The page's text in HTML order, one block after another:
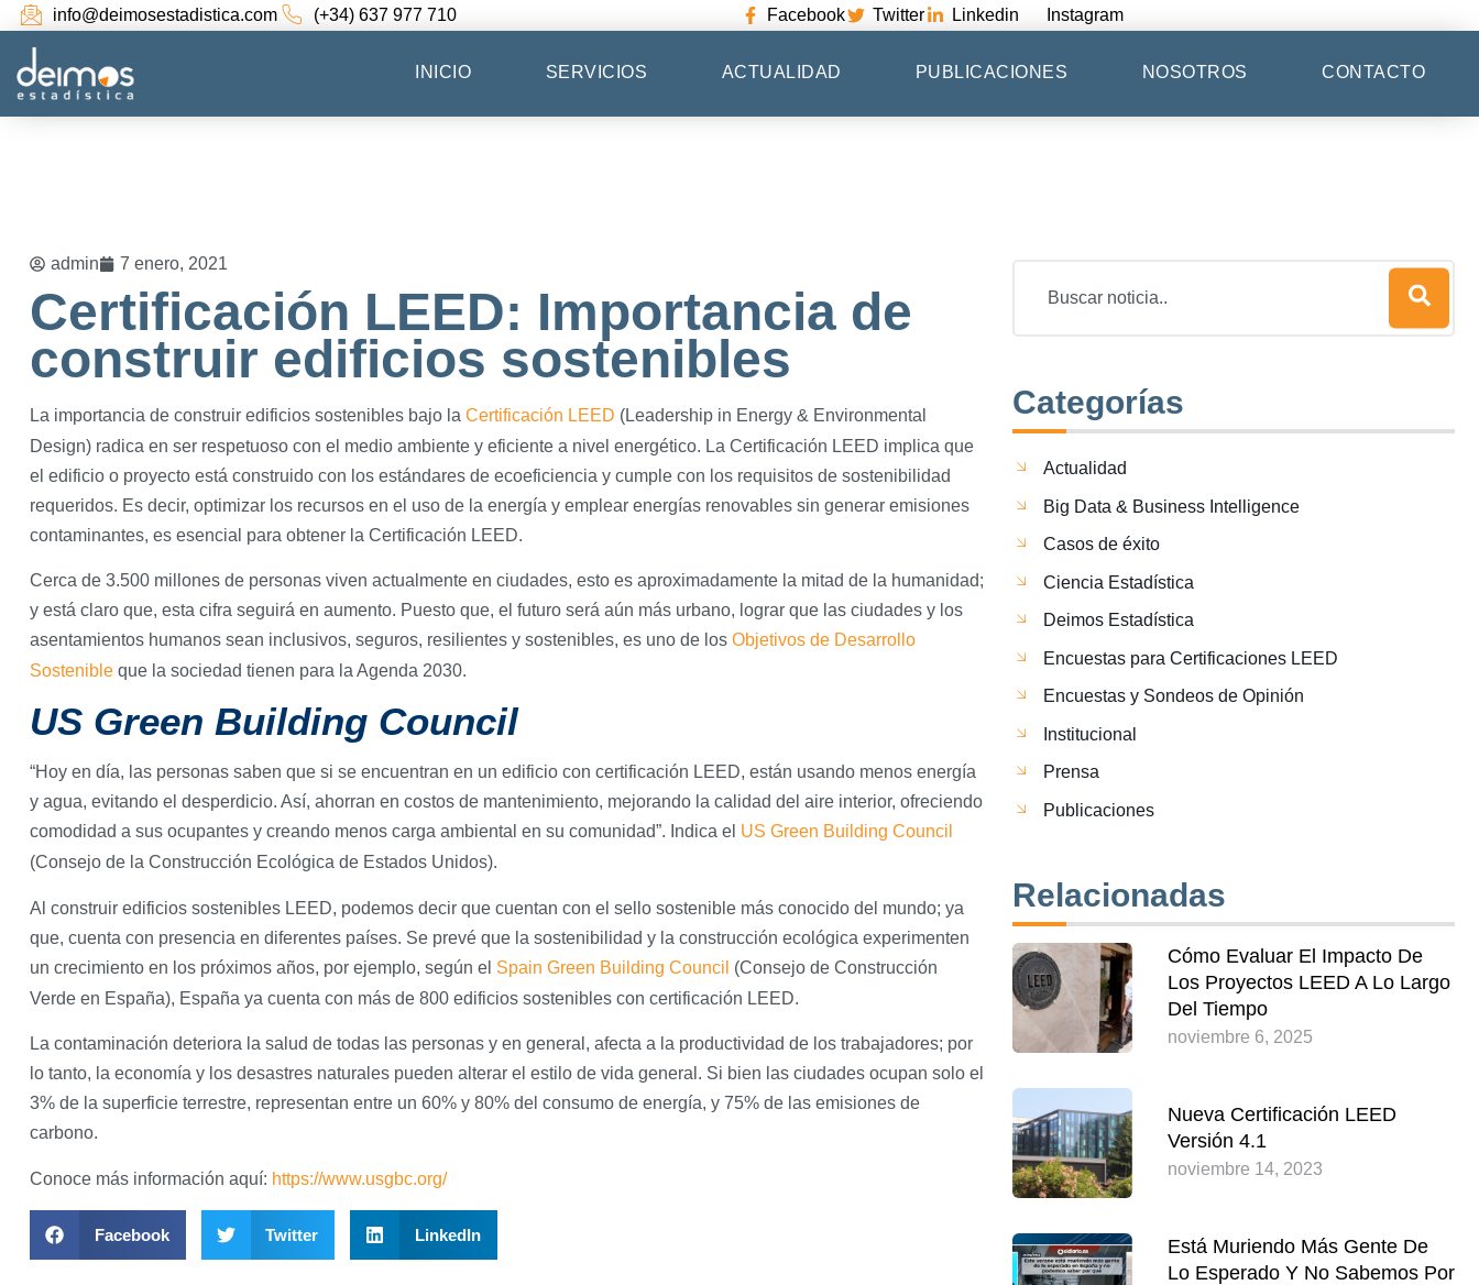
info@deimosestadistica.com (+34) 637 977 710 Facebook Twitter Linkedin Instagram
INICIO SERVICIOS ACTUALIDAD PUBLICACIONES NOSOTROS CONTACTO
admin 7 enero, 2021
Certificación LEED: Importancia de
construir edificios sostenibles
La importancia de construir edificios sostenibles bajo la Certificación LEED (Leadership in Energy & Environmental
Design) radica en ser respetuoso con el medio ambiente y eficiente a nivel energético. La Certificación LEED implica que
el edificio o proyecto está construido con los estándares de ecoeficiencia y cumple con los requisitos de sostenibilidad
requeridos. Es decir, optimizar los recursos en el uso de la energía y emplear energías renovables sin generar emisiones
contaminantes, es esencial para obtener la Certificación LEED.
Cerca de 3.500 millones de personas viven actualmente en ciudades, esto es aproximadamente la mitad de la humanidad;
y está claro que, esta cifra seguirá en aumento. Puesto que, el futuro será aún más urbano, lograr que las ciudades y los
asentamientos humanos sean inclusivos, seguros, resilientes y sostenibles, es uno de los Objetivos de Desarrollo
Sostenible que la sociedad tienen para la Agenda 2030.
US Green Building Council
“Hoy en día, las personas saben que si se encuentran en un edificio con certificación LEED, están usando menos energía
y agua, evitando el desperdicio. Así, ahorran en costos de mantenimiento, mejorando la calidad del aire interior, ofreciendo
comodidad a sus ocupantes y creando menos carga ambiental en su comunidad”. Indica el US Green Building Council
(Consejo de la Construcción Ecológica de Estados Unidos).
Al construir edificios sostenibles LEED, podemos decir que cuentan con el sello sostenible más conocido del mundo; ya
que, cuenta con presencia en diferentes países. Se prevé que la sostenibilidad y la construcción ecológica experimenten
un crecimiento en los próximos años, por ejemplo, según el Spain Green Building Council (Consejo de Construcción
Verde en España), España ya cuenta con más de 800 edificios sostenibles con certificación LEED.
La contaminación deteriora la salud de todas las personas y en general, afecta a la productividad de los trabajadores; por
lo tanto, la economía y los desastres naturales pueden alterar el estilo de vida general. Si bien las ciudades ocupan solo el
3% de la superficie terrestre, representan entre un 60% y 80% del consumo de energía, y 75% de las emisiones de
carbono.
Conoce más información aquí: https://www.usgbc.org/
Facebook Twitter LinkedIn
Categorías
Actualidad
Big Data & Business Intelligence
Casos de éxito
Ciencia Estadística
Deimos Estadística
Encuestas para Certificaciones LEED
Encuestas y Sondeos de Opinión
Institucional
Prensa
Publicaciones
Relacionadas
Cómo Evaluar El Impacto De
Los Proyectos LEED A Lo Largo
Del Tiempo
noviembre 6, 2025
Nueva Certificación LEED
Versión 4.1
noviembre 14, 2023
Está Muriendo Más Gente De
Lo Esperado Y No Sabemos Por